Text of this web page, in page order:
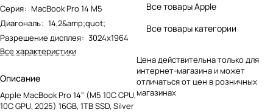
Серия: MacBook Pro 14 M5
Диагональ: 14,2&amp;quot;
Разрешение дисплея: 3024x1964
Все характеристики
Описание
Apple MacBook Pro 14" (M5 10C CPU,
10C GPU, 2025) 16GB, 1TB SSD, Silver
Все товары Apple
Все товары категории
Цена действительна только для
интернет-магазина и может
отличаться от цен в розничных
магазинах